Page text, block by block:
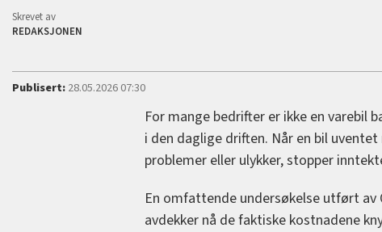
Skrevet av
REDAKSJONEN
Publisert:28.05.2026 07:30
For mange bedrifter er ikke en varebil
i den daglige driften. Når en bil
problemer eller ulykker, stopper
En omfattende undersøkelse utført av
avdekker nå de faktiske kostnadene